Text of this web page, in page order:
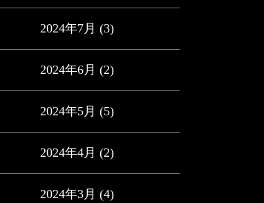
2024年7月 (3)
2024年6月 (2)
2024年5月 (5)
2024年4月 (2)
2024年3月 (4)